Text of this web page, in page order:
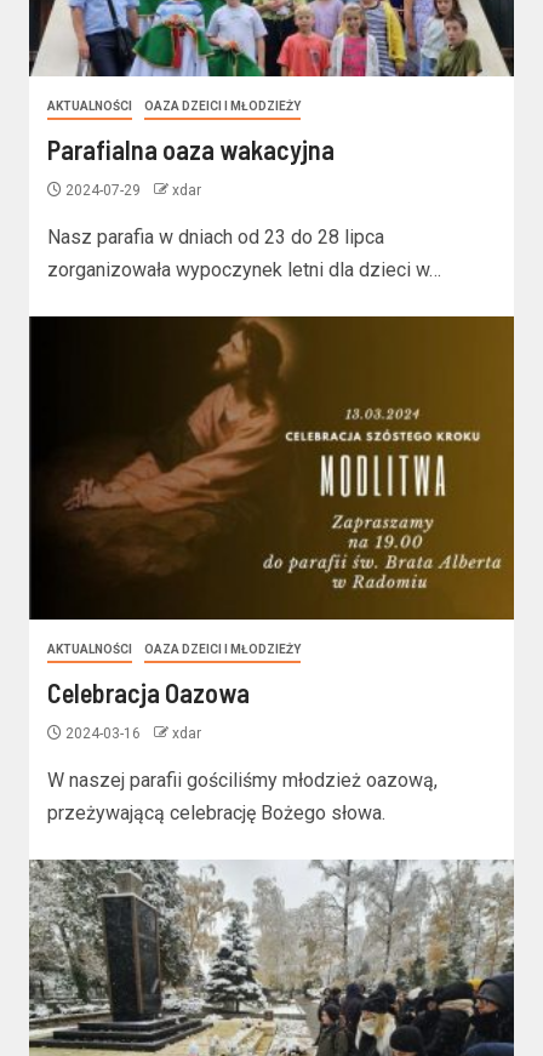
AKTUALNOŚCI OAZA DZEICI I MŁODZIEŻY
Parafialna oaza wakacyjna
2024-07-29 xdar
Nasz parafia w dniach od 23 do 28 lipca
zorganizowała wypoczynek letni dla dzieci w…
AKTUALNOŚCI OAZA DZEICI I MŁODZIEŻY
Celebracja Oazowa
2024-03-16 xdar
W naszej parafii gościliśmy młodzież oazową,
przeżywającą celebrację Bożego słowa.